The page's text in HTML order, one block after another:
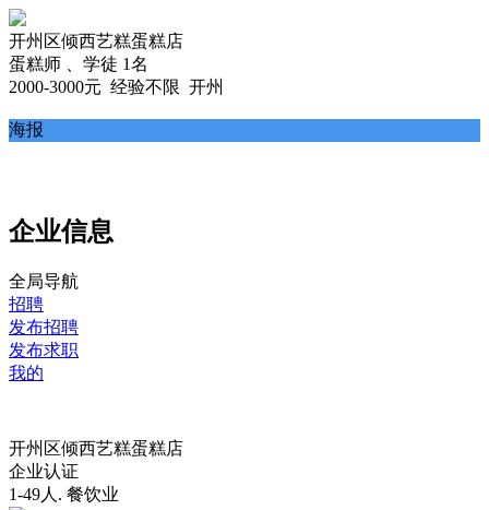
开州区倾西艺糕蛋糕店
蛋糕师 、学徒 1名
2000-3000元 经验不限 开州
海报
企业信息
全局导航
招聘
发布招聘
发布求职
我的
开州区倾西艺糕蛋糕店
企业认证
1-49人 . 餐饮业